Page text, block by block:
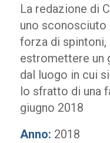
La redazione di
uno sconosciuto
forza di spintoni,
estromettere un
dal luogo in cui
lo sfratto di una
giugno 2018
Anno: 2018